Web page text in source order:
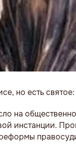
но есть
на
инстанции.